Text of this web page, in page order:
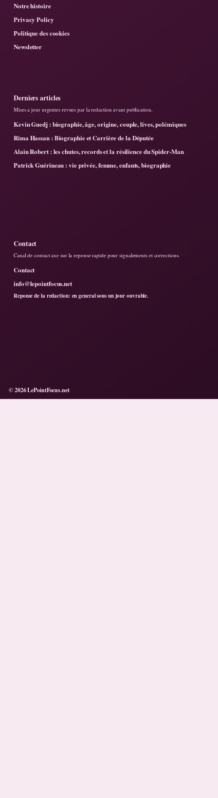
Notre histoire
Privacy Policy
Politique des cookies
Newsletter
Derniers articles
Mises a jour urgentes revues par la redaction avant publication.
Kevin Guedj : biographie, âge, origine, couple, lives, polémiques
Rima Hassan : Biographie et Carrière de la Députée
Alain Robert : les chutes, records et la résilience du Spider-Man
Patrick Guérineau : vie privée, femme, enfants, biographie
Contact
Canal de contact axe sur la reponse rapide pour signalements et corrections.
Contact
info@lepointfocus.net
Reponse de la redaction: en general sous un jour ouvrable.
© 2026 LePointFocus.net